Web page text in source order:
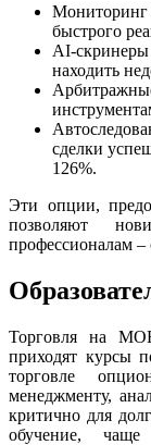
Мониторинг
быстрого
AI-
находить
сделки
126%.
Эти опции,
позволяют
профессионалам –
Торговля на
приходят курсы
торговле
менеджменту,
критично для
обучение,